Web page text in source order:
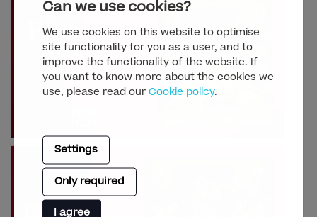
Can we use cookies?
We use cookies on this website to optimise
site functionality for you as a user, and to
improve the functionality of the website. If
you want to know more about the cookies we
use, please read our Cookie policy.
Settings
Only required
I agree